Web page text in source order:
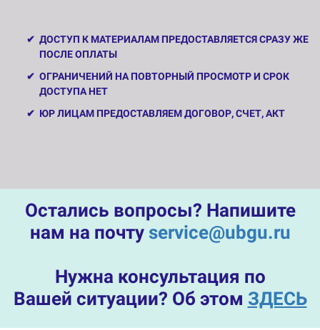
ДОСТУП К МАТЕРИАЛАМ ПРЕДОСТАВЛЯЕТСЯ СРАЗУ ЖЕ
ПОСЛЕ ОПЛАТЫ
ОГРАНИЧЕНИЙ НА ПОВТОРНЫЙ ПРОСМОТР И СРОК
ДОСТУПА НЕТ
ЮР ЛИЦАМ ПРЕДОСТАВЛЯЕМ ДОГОВОР, СЧЕТ, АКТ
Остались вопросы? Напишите
нам на почту service@ubgu.ru
Нужна консультация по
Вашей ситуации? Об этом ЗДЕСЬ